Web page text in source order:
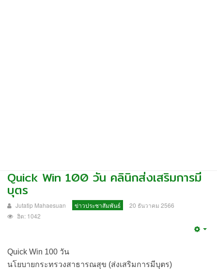
Quick Win 100 วัน คลินิกส่งเสริมการมี
บุตร
Jutatip Mahaesuan ข่าวประชาสัมพันธ์
20 ธันวาคม 2566
ฮิต: 1042
Quick Win 100 วัน
นโยบายกระทรวงสาธารณสุข (ส่งเสริมการมีบุตร)